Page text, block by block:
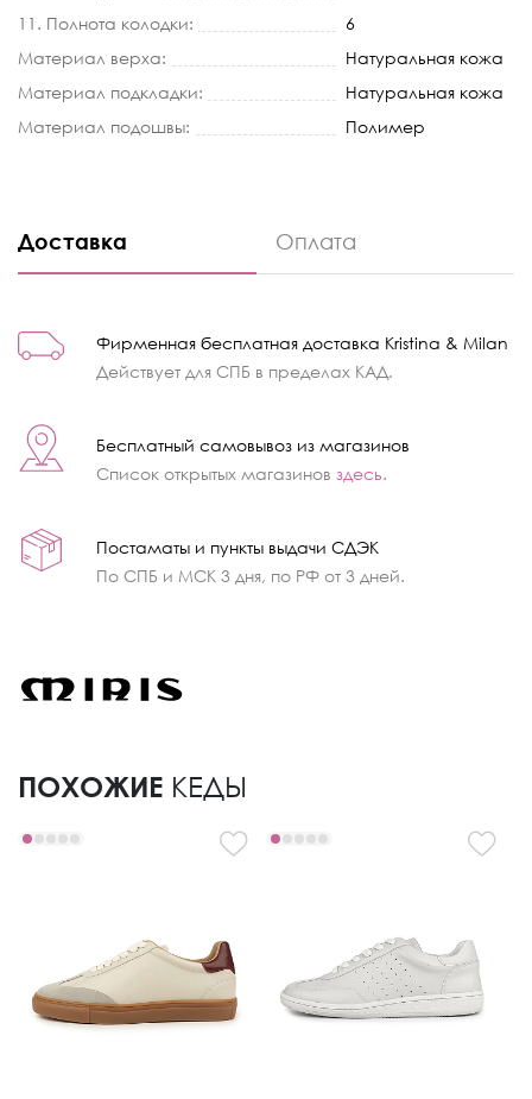
11. Полнота колодки:
6
Материал верха:
Натуральная кожа
Материал подкладки:
Натуральная кожа
Материал подошвы:
Полимер
Доставка Оплата
Фирменная бесплатная доставка Kristina & Milan
Действует для СПБ в пределах КАД.
Бесплатный самовывоз из магазинов
Список открытых магазинов здесь.
Постаматы и пункты выдачи СДЭК
По СПБ и МСК 3 дня, по РФ от 3 дней.
ПОХОЖИЕ КЕДЫ